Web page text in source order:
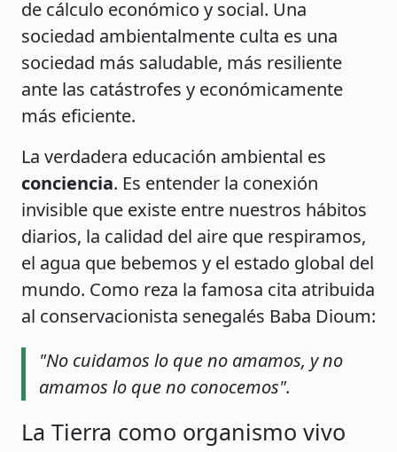
de cálculo económico y social. Una
sociedad ambientalmente culta es una
sociedad más saludable, más resiliente
ante las catástrofes y económicamente
más eficiente.
La verdadera educación ambiental es
conciencia. Es entender la conexión
invisible que existe entre nuestros hábitos
diarios, la calidad del aire que respiramos,
el agua que bebemos y el estado global del
mundo. Como reza la famosa cita atribuida
al conservacionista senegalés Baba Dioum:
"No cuidamos lo que no amamos, y no
amamos lo que no conocemos".
La Tierra como organismo vivo